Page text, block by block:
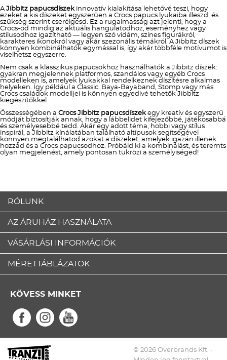
AJibbitz papucsdíszekinnovatív kialakítása lehetővé teszi, hogy
ezeket a kis díszeket egyszerűen a Crocs papucs lyukaiba illeszd, és
szükség szerint cserélgesd. Ez a rugalmasság azt jelenti, hogy a
Crocs-od mindig az aktuális hangulatodhoz, eseményhez vagy
stílusodhoz igazítható — legyen szó vidám, színes figurákról,
karakteres ikonokról vagy akár szezonális témákról. A Jibbitz díszek
könnyen kombinálhatók egymással is, így akár többféle motívumot is
viselhetsz egyszerre.
Nem csak a klasszikus papucsokhoz használhatók a Jibbitz díszek:
gyakran megjelennek platformos, szandálos vagy egyéb Crocs
modelleken is, amelyek lyukakkal rendelkeznek díszítésre alkalmas
helyeken. Így például a Classic, Baya-Bayaband, Stomp vagy más
Crocs családok modelljei is könnyen egyedivé tehetők Jibbitz
kiegészítőkkel.
Összességében a Crocs Jibbitz papucsdíszekegy kreatív és egyszerű
módját biztosítják annak, hogy a lábbelidet kifejezőbbé, játékosabbá
és személyesebbé tedd. Akár egy adott téma, hobbi vagy stílus
inspirál, a Jibbitz kínálatában található altípusok segítségével
könnyen megtalálhatod azokat a díszeket, amelyek igazán illenek
hozzád és a Crocs papucsodhoz. Próbáld ki a kombinálást, és teremts
olyan megjelenést, amely pontosan tükrözi a személyiséged!
RÓLUNK
AZ ÁRUHÁZ HASZNÁLATA
VÁSÁRLÁSI INFORMÁCIÓK
MÉRETTÁBLÁZATOK
KÖVESS MINKET
© 2026 Overbrands Kft. -